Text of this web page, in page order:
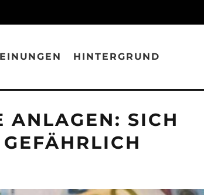
HINTERGRUND
ANLAGEN: SICH